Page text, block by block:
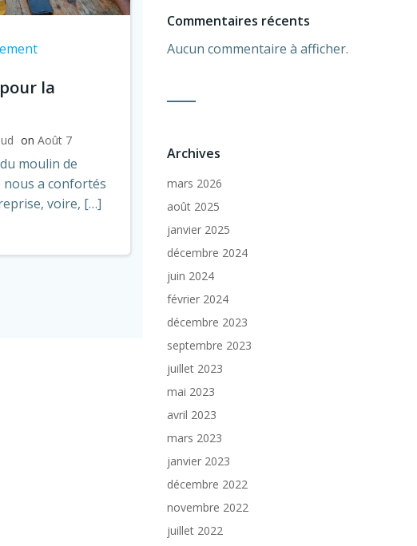
la
on Août 7
moulin de
a confortés
voire, […]
Commentaires récents
Aucun commentaire à afficher.
Archives
mars 2026
août 2025
janvier 2025
décembre 2024
juin 2024
février 2024
décembre 2023
septembre 2023
juillet 2023
mai 2023
avril 2023
mars 2023
janvier 2023
décembre 2022
novembre 2022
juillet 2022